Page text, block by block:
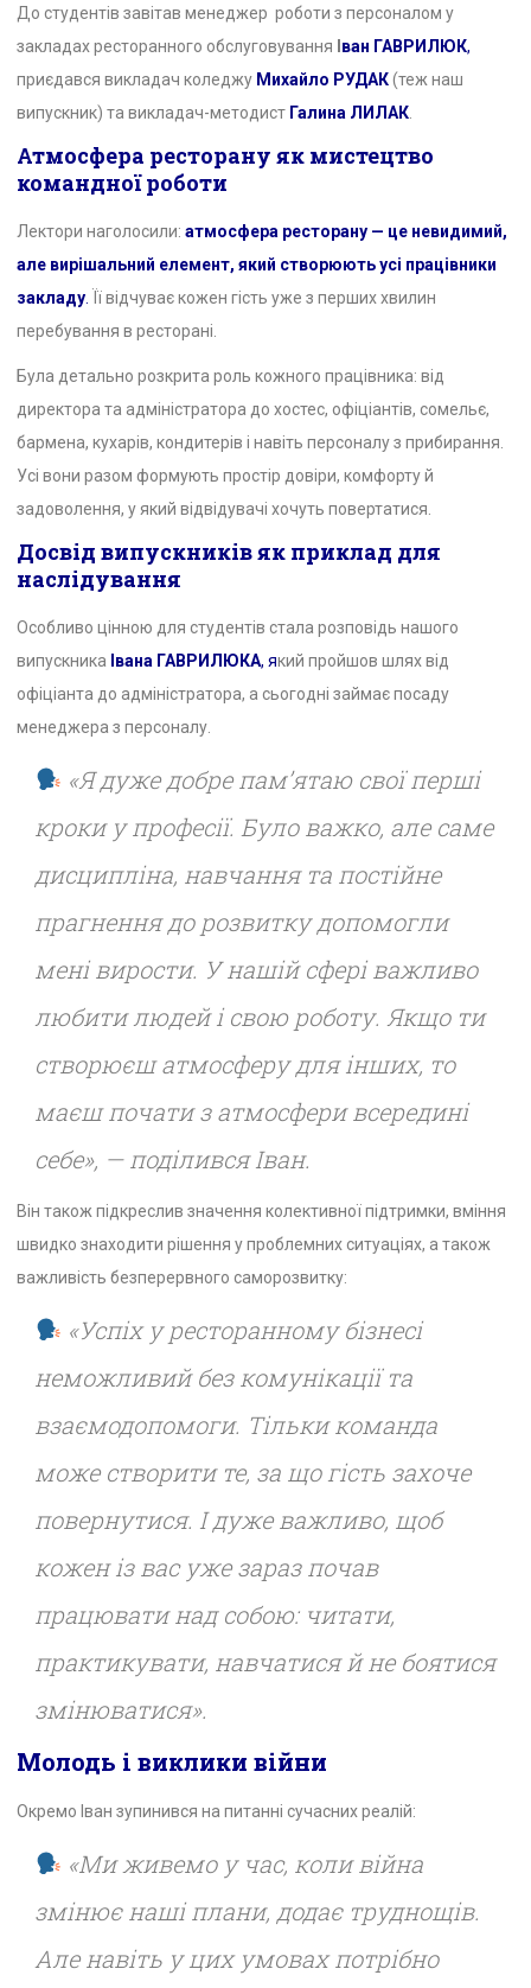
До студентів завітав менеджер роботи з персоналом у
закладах ресторанного обслуговування ван ГАВРИЛЮК,
приєдався викладач коледжу Михайло РУДАК(теж наш
випускник) та викладач-методист Галина ЛИЛАК
Атмосфера ресторану як мистецтво
командної роботи
Лектори наголосили:атмосфера ресторану — це невидимий,
але вирішальний елемент, який створюють усі працівники
закладу
Її відчуває кожен гість уже з перших хвилин
перебування в ресторані.
Була детально розкрита роль кожного працівника: від
директора та адміністратора до хостес, офіціантів, сомельє,
бармена, кухарів, кондитерів і навіть персоналу з прибирання.
Усі вони разом формують простір довіри, комфорту й
задоволення, у який відвідувачі хочуть повертатися.
Досвід випускників як приклад для
наслідування
Особливо цінною для студентів стала розповідь нашого
випускника Івана ГАВРИЛЮКА, який пройшов шлях від
офіціанта до адміністратора, а сьогодні займає посаду
менеджера з персоналу.
«Я дуже добре пам’ятаю свої перші
кроки у професії. Було важко, але саме
дисципліна, навчання та постійне
прагнення до розвитку допомогли
мені вирости. У нашій сфері важливо
любити людей і свою роботу. Якщо ти
створюєш атмосферу для інших, то
маєш почати з атмосфери всередині
себе», — поділився Іван.
Він також підкреслив значення колективної підтримки, вміння
швидко знаходити рішення у проблемних ситуаціях, а також
важливість безперервного саморозвитку:
«Успіх у ресторанному бізнесі
неможливий без комунікації та
взаємодопомоги. Тільки команда
може створити те, за що гість захоче
повернутися. І дуже важливо, щоб
кожен із вас уже зараз почав
працювати над собою: читати,
практикувати, навчатися й не боятися
змінюватися».
Молодь і виклики війни
Окремо Іван зупинився на питанні сучасних реалій:
«Ми живемо у час, коли війна
змінює наші плани, додає труднощів.
Але навіть у цих умовах потрібно